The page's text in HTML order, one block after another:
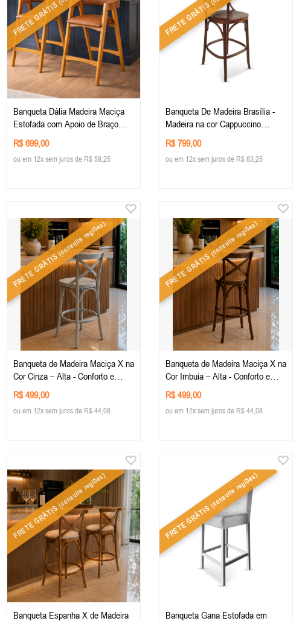
FRETE GRÁTIS
Banqueta Dália Madeira Maciça
Estofada com Apoio de Braço
madeira na cor Imbuia e tecido
Courino Caramelo
R$ 699,00
ou em 12x sem juros de R$ 58,25
FRETE GRÁTIS
Banqueta De Madeira Brasília -
Madeira na cor Cappuccino
Castanho
R$ 799,00
ou em 12x sem juros de R$ 83,25
FRETE GRÁTIS
(consulte regiões)
Banqueta de Madeira Maciça X na
Cor Cinza – Alta - Conforto e
Estilo para sua Decoração -
Mobiliario Rústico
R$ 499,00
ou em 12x sem juros de R$ 44,08
FRETE GRÁTIS
(consulte regiões)
Banqueta de Madeira Maciça X na
Cor Imbuia – Alta - Conforto e
Estilo para sua Decoração -
Mobiliario Rústico
R$ 499,00
ou em 12x sem juros de R$ 44,08
FRETE GRÁTIS
(consulte regiões)
Banqueta Espanha X de Madeira
FRETE GRÁTIS
(consulte regiões)
Banqueta Gana Estofada em